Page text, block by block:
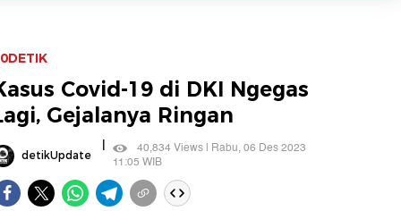
Covid-19 di DKI Ngegas
Gejalanya Ringan
detikUpdate |
40,834 Views | Rabu, 06 Des 2023
11:05 WIB